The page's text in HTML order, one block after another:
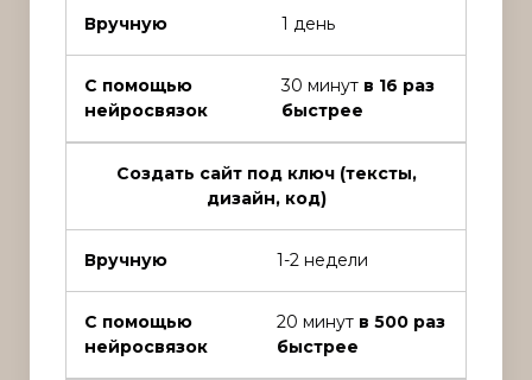
Вручную 1 день
С помощью
нейросвязок
30 минут в 16 раз
быстрее
Создать сайт под ключ (тексты,
дизайн, код)
Вручную 1-2 недели
С помощью
нейросвязок
20 минут в 500 раз
быстрее